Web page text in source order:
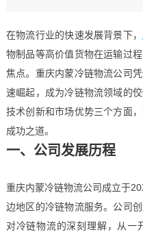
在物流行业的快速发展背景下，
物制品等高价值货物在运输过
焦点。重庆内蒙冷链物流公司
速崛起，成为冷链物流领域的
技术创新和市场优势三个方面
成功之道。
一、公司发展历程
重庆内蒙冷链物流公司成立于
边地区的冷链物流服务。公司
对冷链物流的深刻理解，从一